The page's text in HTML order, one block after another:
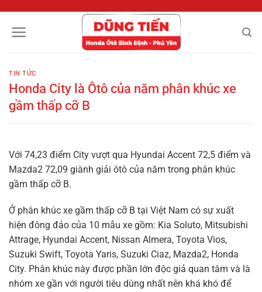
nội
TIN TỨC
Honda City là Ôtô của năm phân khúc xe
gầm thấp cỡ B
Với 74,23 điểm City vượt qua Hyundai Accent 72,5 điểm và
Mazda2 72,09 giành giải ôtô của năm trong phân khúc
gầm thấp cỡ B.
Ở phân khúc xe gầm thấp cỡ B tại Việt Nam có sự xuất
hiện đông đảo của 10 mẫu xe gồm: Kia Soluto, Mitsubishi
Attrage, Hyundai Accent, Nissan Almera, Toyota Vios,
Suzuki Swift, Toyota Yaris, Suzuki Ciaz, Mazda2, Honda
City. Phân khúc này được phần lớn độc giả quan tâm và là
nhóm xe gần với người tiêu dùng nhất nên khá khó để